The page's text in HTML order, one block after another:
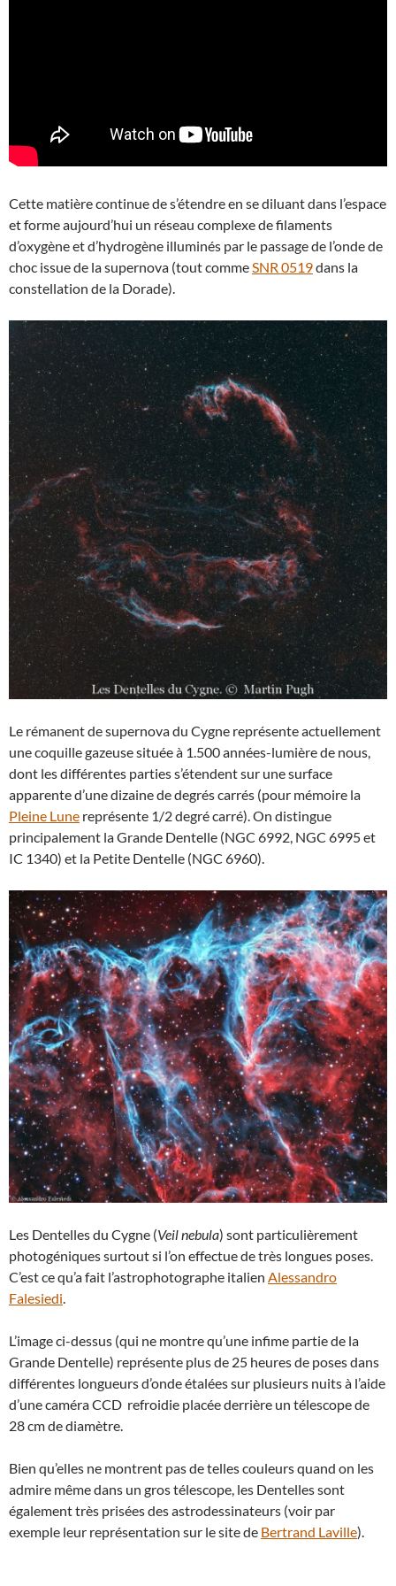
Cette matière continue de s’étendre en se diluant dans l’espace
et forme aujourd’hui un réseau complexe de filaments
d’oxygène et d’hydrogène illuminés par le passage de l’onde de
choc issue de la supernova (tout commeSNR 0519dans la
constellation de la Dorade).
Le rémanent de supernova du Cygne représente actuellement
une coquille gazeuse située à 1.500 années-lumière de nous,
dont les différentes parties s’étendent sur une surface
apparente d’une dizaine de degrés carrés (pour mémoire la
Pleine Lune représente 1/2 degré carré). On distingue
principalement la Grande Dentelle (NGC 6992, NGC 6995 et
IC 1340) et la Petite Dentelle (NGC 6960).
Les Dentelles du Cygne (Veil nebula) sont particulièrement
photogéniques surtout si l’on effectue de très longues poses.
C’est ce qu’a fait l’astrophotographe italien Alessandro
Falesiedi.
L’image ci-dessus (qui ne montre qu’une infime partie de la
Grande Dentelle) représente plus de 25 heures de poses dans
différentes longueurs d’onde étalées sur plusieurs nuits à l’aide
d’une caméra CCD refroidie placée derrière un télescope de
28 cm de diamètre.
Bien qu’elles ne montrent pas de telles couleurs quand on les
admire même dans un gros télescope, les Dentelles sont
également très prisées des astrodessinateurs (voir par
exemple leur représentation sur le site de Bertrand Laville).